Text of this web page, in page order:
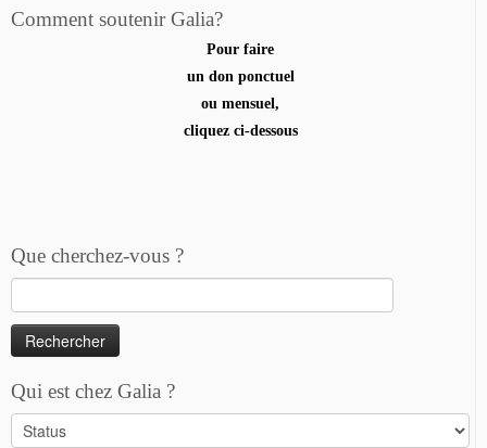
Comment soutenir Galia?
Pour faire
un don ponctuel
ou mensuel,
cliquez ci-dessous
Que cherchez-vous ?
Qui est chez Galia ?